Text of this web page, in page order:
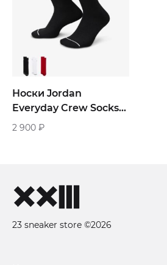
Носки Jordan
Everyday Crew Socks
Multi Color 3-Pairs
2 900 ₽
23 sneaker store ©2026